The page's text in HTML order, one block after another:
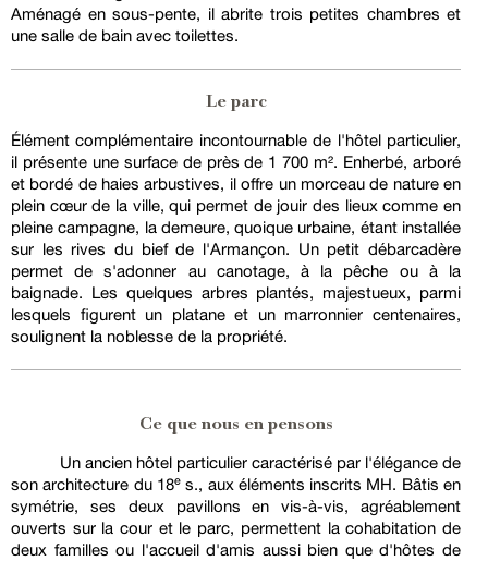
Aménagé en sous-pente, il abrite trois petites chambres et
une salle de bain avec toilettes.
Le parc
Élément complémentaire incontournable de l'hôtel particulier,
il présente une surface de près de 1 700 m². Enherbé, arboré
et bordé de haies arbustives, il offre un morceau de nature en
plein cœur de la ville, qui permet de jouir des lieux comme en
pleine campagne, la demeure, quoique urbaine, étant installée
sur les rives du bief de l'Armançon. Un petit débarcadère
permet de s'adonner au canotage, à la pêche ou à la
baignade. Les quelques arbres plantés, majestueux, parmi
lesquels figurent un platane et un marronnier centenaires,
soulignent la noblesse de la propriété.
Ce que nous en pensons
Un ancien hôtel particulier caractérisé par l'élégance de
son architecture du 18ᵉ s., aux éléments inscrits MH. Bâtis en
symétrie, ses deux pavillons en vis-à-vis, agréablement
ouverts sur la cour et le parc, permettent la cohabitation de
deux familles ou l'accueil d'amis aussi bien que d'hôtes de